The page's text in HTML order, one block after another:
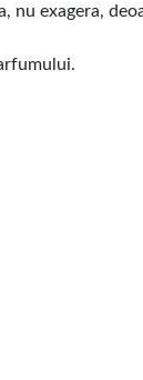
nu exagera,